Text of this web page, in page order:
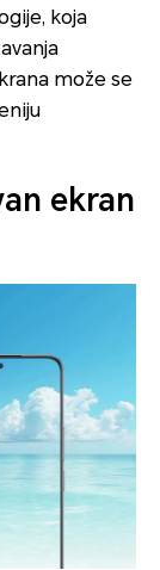
koja
može se
ekran